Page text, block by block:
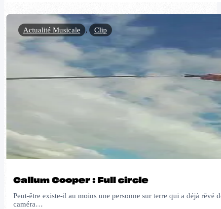
Callum Cooper : Full circle
Peut-être existe-il au moins une personne sur terre qui a déjà
caméra…
Actualité Musicale , Clip